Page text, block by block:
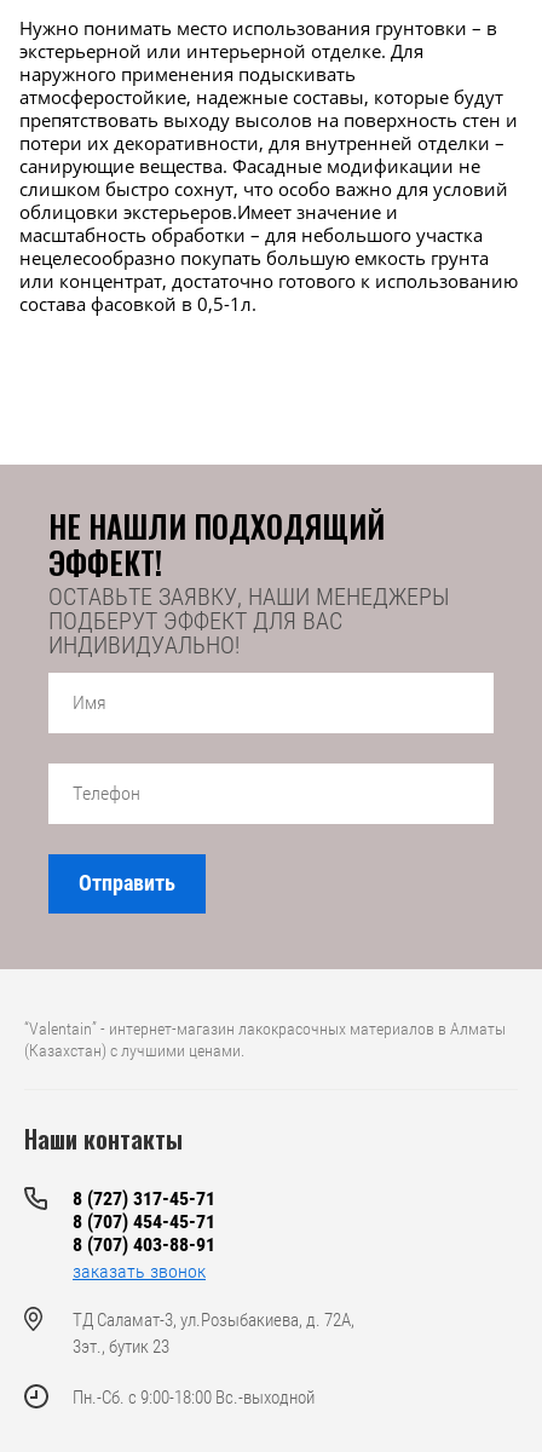
Нужно понимать место использования грунтовки – в
экстерьерной или интерьерной отделке. Для
наружного применения подыскивать
атмосферостойкие, надежные составы, которые будут
препятствовать выходу высолов на поверхность стен и
потери их декоративности, для внутренней отделки –
санирующие вещества. Фасадные модификации не
слишком быстро сохнут, что особо важно для условий
облицовки экстерьеров.Имеет значение и
масштабность обработки – для небольшого участка
нецелесообразно покупать большую емкость грунта
или концентрат, достаточно готового к использованию
состава фасовкой в 0,5-1л.
НЕ НАШЛИ ПОДХОДЯЩИЙ
ЭФФЕКТ!
ОСТАВЬТЕ ЗАЯВКУ, НАШИ МЕНЕДЖЕРЫ
ПОДБЕРУТ ЭФФЕКТ ДЛЯ ВАС
ИНДИВИДУАЛЬНО!
Отправить
“Valentain” - интернет-магазин лакокрасочных материалов в Алматы
(Казахстан) с лучшими ценами.
Наши контакты
8 (727) 317-45-71
8 (707) 454-45-71
8 (707) 403-88-91
заказать звонок
ТД Саламат-3, ул.Розыбакиева, д. 72А,
3эт., бутик 23
Пн.-Cб. с 9:00-18:00 Вс.-выходной